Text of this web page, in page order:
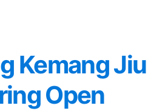
Kemang Jiu
Open